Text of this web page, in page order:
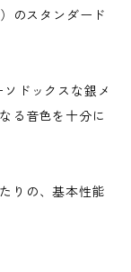
のスタンダード
ドックスな銀メ
る音色を十分に
りの、基本性能